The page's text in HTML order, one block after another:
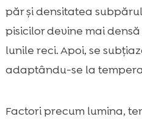
păr și densitatea
pisicilor devine mai
lunile reci. Apoi, se
adaptându-se la
Factori precum lumina,